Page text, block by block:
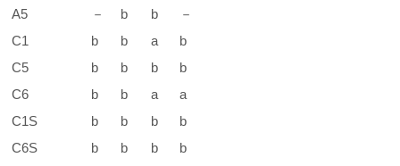
A5
－ b b
－
C1
b b a
b
C5
b b b
b
C6
b b a
a
C1S
b b b
b
C6S
b b b
b